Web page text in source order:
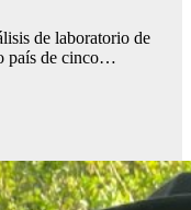
de laboratorio de
país de cinco…